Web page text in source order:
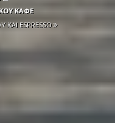
ΚΑΦΕ
ESPRESSO